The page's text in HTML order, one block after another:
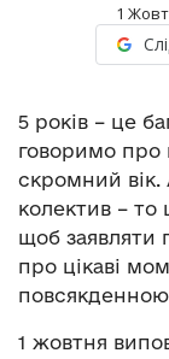
1
5 років – це
говоримо про
скромний вік.
колектив – то
щоб заявляти
про цікаві
1 жовтня